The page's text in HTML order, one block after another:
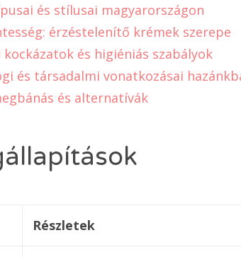
és stílusai magyarországon
érzéstelenítő krémek szerepe
kockázatok és higiéniás szabályok
és társadalmi vonatkozásai
és alternatívák
Részletek